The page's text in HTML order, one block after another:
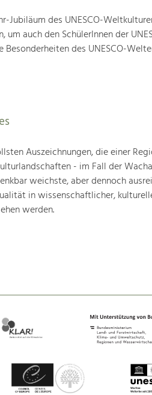
Jubiläum des UNESCO-
auch den SchülerInnen der
des UNESCO-
Auszeichnungen, die einer
- im Fall der
weichste, aber dennoch
in wissenschaftlicher,
werden.